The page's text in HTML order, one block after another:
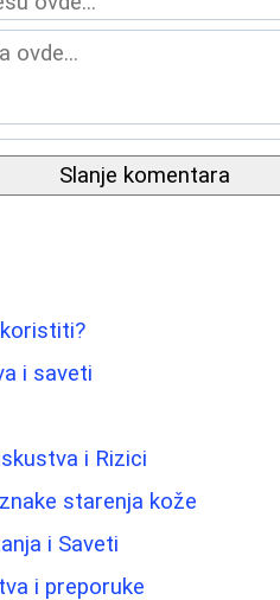
Slanje komentara
i saveti
i Rizici
starenja kože
i Saveti
i preporuke